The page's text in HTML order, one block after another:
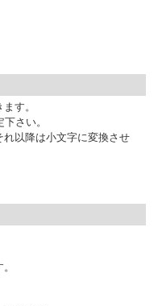
す。
さい。
以降は小文字に変換させ